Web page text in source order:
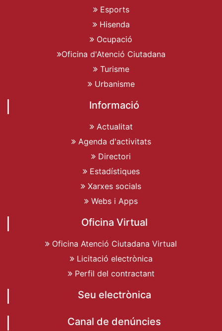
Esports
Hisenda
Ocupació
Oficina d'Atenció Ciutadana
Turisme
Urbanisme
Informació
Actualitat
Agenda d'activitats
Directori
Estadístiques
Xarxes socials
Webs i Apps
Oficina Virtual
Oficina Atenció Ciutadana Virtual
Licitació electrònica
Perfil del contractant
Seu electrònica
Canal de denúncies